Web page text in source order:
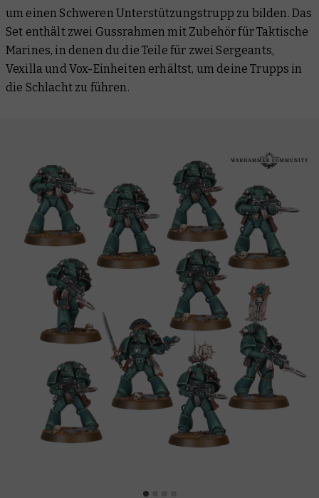
um einen Schweren Unterstützungstrupp zu bilden. Das
Set enthält zwei Gussrahmen mit Zubehör für Taktische
Marines, in denen du die Teile für zwei Sergeants,
Vexilla und Vox-Einheiten erhältst, um deine Trupps in
die Schlacht zu führen.